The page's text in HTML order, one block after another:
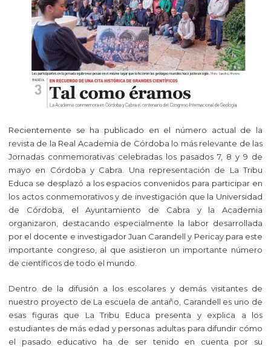
Recientemente se ha publicado en el número actual de la
revista de la Real Academia de Córdoba lo más relevante de las
Jornadas conmemorativas celebradas los pasados 7, 8 y 9 de
mayo en Córdoba y Cabra. Una representación de La Tribu
Educa se desplazó a los espacios convenidos para participar en
los actos conmemorativos y de investigación que la Universidad
de Córdoba, el Ayuntamiento de Cabra y la Academia
organizaron, destacando especialmente la labor desarrollada
por el docente e investigador Juan Carandell y Pericay para este
importante congreso, al que asistieron un importante número
de científicos de todo el mundo.
Dentro de la difusión a los escolares y demás visitantes de
nuestro proyecto de La escuela de antaño, Carandell es uno de
esas figuras que La Tribu Educa presenta y explica a los
estudiantes de más edad y personas adultas para difundir cómo
el pasado educativo ha de ser tenido en cuenta por su